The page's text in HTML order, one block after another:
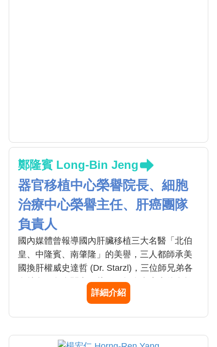
鄭隆賓 Long-Bin Jeng
器官移植中心榮譽院長、細胞
治療中心榮譽主任、肝癌團隊
負責人
國內媒體曾報導國內肝臟移植三大名醫「北伯
皇、中隆賓、南肇隆」的美譽，三人都師承美
國換肝權威史達哲 (Dr. Starzl)，三位師兄弟各
有特色，各自闖出一片天。如今台大李伯皇教
授即將退休，而鄭隆賓院長正帶領本院器官移
腸胃和甲狀腺腫瘤執刀的外科權威。在本院器
詳細介紹